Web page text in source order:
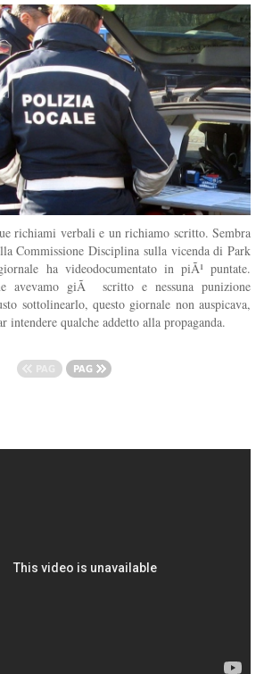
richiami verbali e un richiamo scritto. Sembra
Commissione Disciplina sulla vicenda di Park
ha videodocumentato in piÃ¹ puntate.
avevamo giÃ scritto e nessuna punizione
sottolinearlo, questo giornale non auspicava,
intendere qualche addetto alla propaganda.